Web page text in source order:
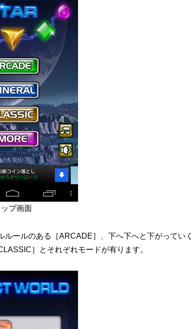
プ画面
ールのある［ARCADE］、下へ下へと下がっていく
］とそれぞれモードが有ります。